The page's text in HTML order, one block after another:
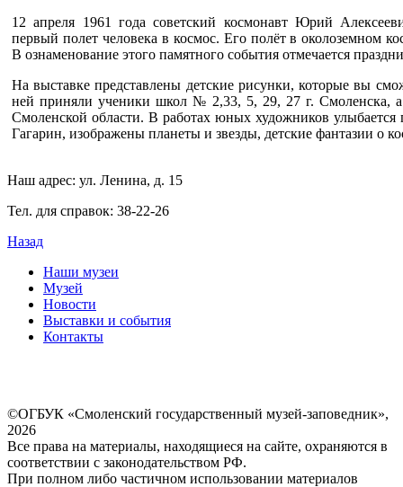
12 апреля 1961 года советский космонавт Юрий
первый полет человека в космос. Его полёт в околоземном
В ознаменование этого памятного события отмечается
На выставке представлены детские рисунки, которые вы
ней приняли ученики школ № 2,33, 5, 29, 27 г. Смоленска,
Смоленской области. В работах юных художников
Гагарин, изображены планеты и звезды, детские фантазии о
Наш адрес: ул. Ленина, д. 15
Тел. для справок: 38-22-26
Назад
Наши музеи
Музей
Новости
Выставки и события
Контакты
©ОГБУК «Смоленский государственный музей-заповедник»,
2026
Все права на материалы, находящиеся на сайте, охраняются в
соответствии с законодательством РФ.
При полном либо частичном использовании материалов